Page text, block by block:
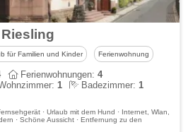
für Familien und Kinder Ferienwohnung
Ferienwohnungen:4
1 Badezimmer:1
· Urlaub mit dem Hund · Internet, Wlan,
· Schöne Aussicht · Entfernung zu den